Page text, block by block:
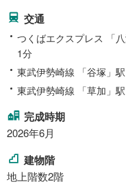
交通
つくばエクスプレス 「
1分
東武伊勢崎線 「谷塚」
東武伊勢崎線 「草加」
完成時期
2026年6月
建物階
地上階数2階